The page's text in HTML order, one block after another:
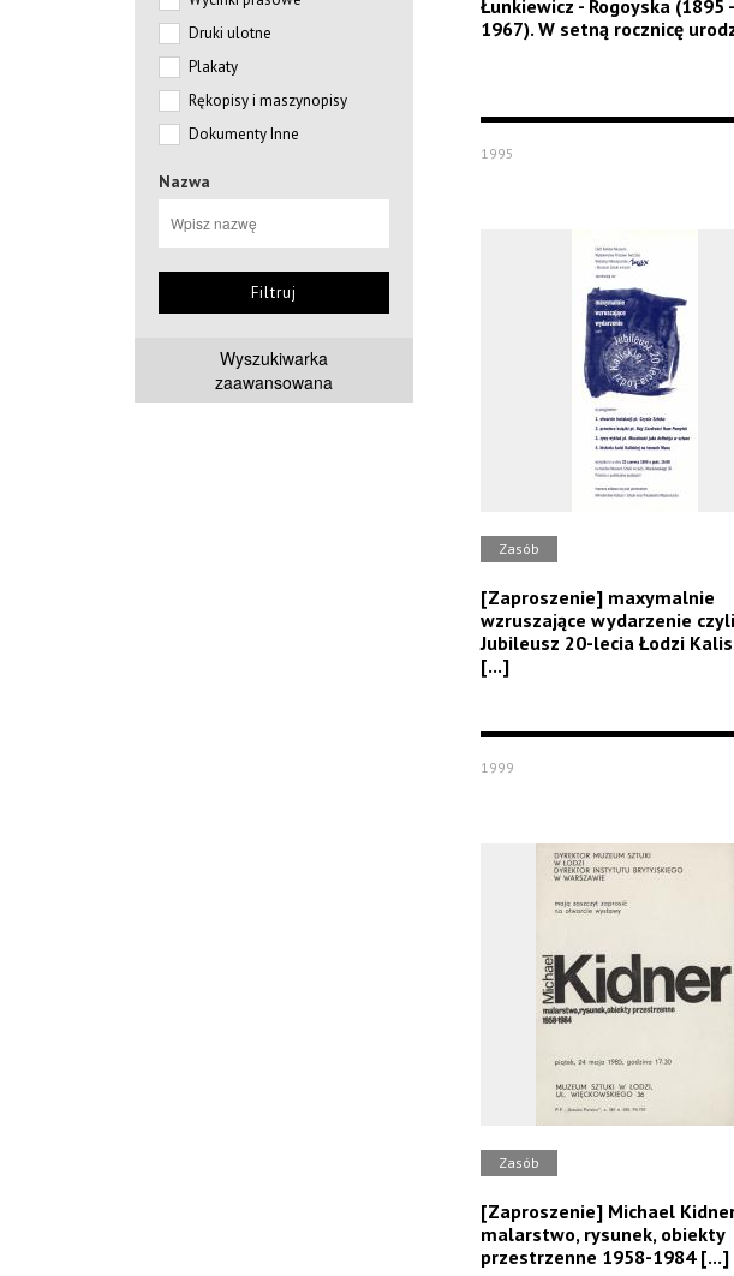
Druki ulotne
Plakaty
Rękopisy i maszynopisy
Dokumenty Inne
Nazwa
Filtruj
Wyszukiwarka
zaawansowana
Łunkiewicz - Rogoyska (1895 -
1967). W setną rocznicę
1995
Zasób
[Zaproszenie] maxymalnie
wzruszające wydarzenie czyli
Jubileusz 20-lecia Łodzi
[...]
1999
Zasób
[Zaproszenie] Michael
malarstwo, rysunek, obiekty
przestrzenne 1958-1984 [...]